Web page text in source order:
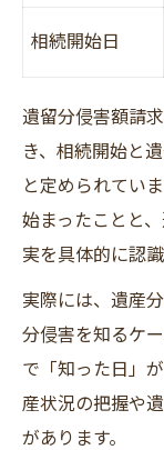
金沢市の皆
監修者：
相続開始日
遺留分侵害額請
き、相続開始と
と定められてい
始まったことと
実を具体的に認
実際には、遺産
分侵害を知るケ
で「知った日」
産状況の把握や
があります。